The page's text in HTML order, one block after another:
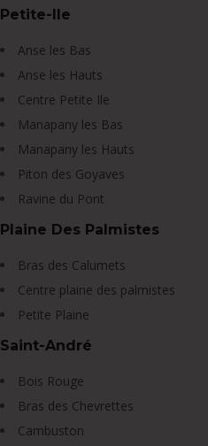
Petite-Ile
Anse les Bas
Anse les Hauts
Centre Petite Ile
Manapany les Bas
Manapany les Hauts
Piton des Goyaves
Ravine du Pont
Plaine Des Palmistes
Bras des Calumets
Centre plaine des palmistes
Petite Plaine
Saint-André
Bois Rouge
Bras des Chevrettes
Cambuston